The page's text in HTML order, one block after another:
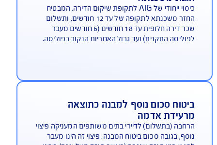
משכנתא
כיסוי ייחודי של AIG לתקופת שיקום הדירה, המבטיח
החזר משכנתא לתקופה של עד 12 חודשים, ותשלום
שכר דירה חלופית עד 18 חודשים (6 חודשים מעבר